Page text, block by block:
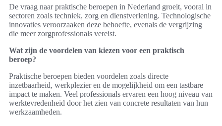
De vraag naar praktische beroepen in Nederland groeit, vooral in
sectoren zoals techniek, zorg en dienstverlening. Technologische
innovaties veroorzaaken deze behoefte, evenals de vergrijzing
die meer zorgprofessionals vereist.
Wat zijn de voordelen van kiezen voor een praktisch
beroep?
Praktische beroepen bieden voordelen zoals directe
inzetbaarheid, werkplezier en de mogelijkheid om een tastbare
impact te maken. Veel professionals ervaren een hoog niveau van
werktevredenheid door het zien van concrete resultaten van hun
werkzaamheden.